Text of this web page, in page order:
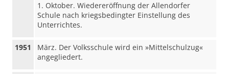
1. Oktober. Wiedereröffnung der Allendorfer
Schule nach kriegsbedingter Einstellung des
Unterrichtes.
1951
März. Der Volksschule wird ein »Mittelschulzug«
angegliedert.